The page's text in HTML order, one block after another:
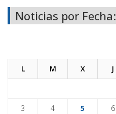
Noticias por Fecha:
L M X J
3 4 5 6